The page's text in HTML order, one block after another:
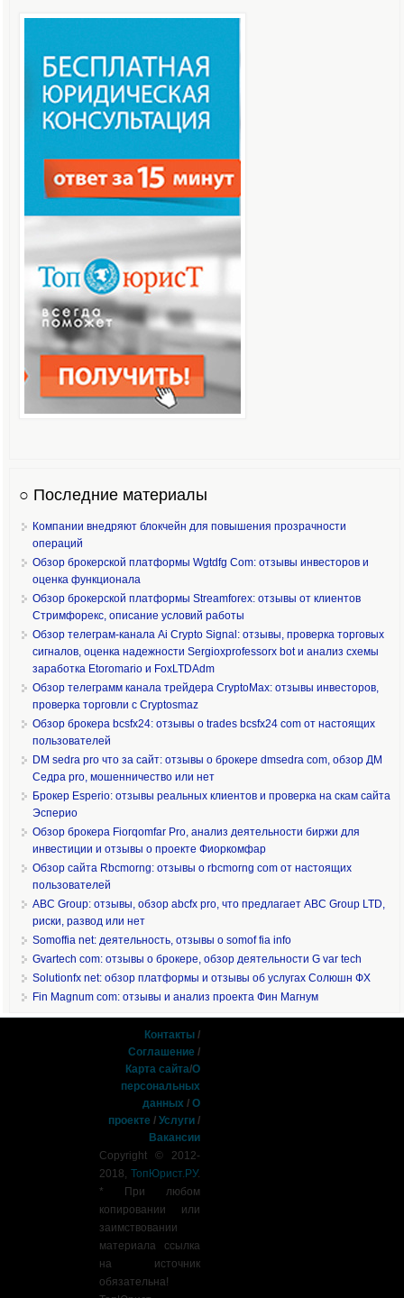
○ Последние материалы
Компании внедряют блокчейн для повышения прозрачности
операций
Обзор брокерской платформы Wgtdfg Com: отзывы инвесторов и
оценка функционала
Обзор брокерской платформы Streamforex: отзывы от клиентов
Стримфорекс, описание условий работы
Обзор телеграм-канала Ai Crypto Signal: отзывы, проверка торговых
сигналов, оценка надежности Sergioxprofessorx bot и анализ схемы
заработка Etoromario и FoxLTDAdm
Обзор телеграмм канала трейдера CryptoMax: отзывы инвесторов,
проверка торговли с Cryptosmaz
Обзор брокера bcsfx24: отзывы о trades bcsfx24 com от настоящих
пользователей
DM sedra pro что за сайт: отзывы о брокере dmsedra com, обзор ДМ
Седра pro, мошенничество или нет
Брокер Esperio: отзывы реальных клиентов и проверка на скам сайта
Эсперио
Обзор брокера Fiorqomfar Pro, анализ деятельности биржи для
инвестиции и отзывы о проекте Фиоркомфар
Обзор сайта Rbcmorng: отзывы о rbcmorng com от настоящих
пользователей
ABC Group: отзывы, обзор abcfx pro, что предлагает ABC Group LTD,
риски, развод или нет
Somoffia net: деятельность, отзывы о somof fia info
Gvartech com: отзывы о брокере, обзор деятельности G var tech
Solutionfx net: обзор платформы и отзывы об услугах Солюшн ФХ
Fin Magnum com: отзывы и анализ проекта Фин Магнум
Контакты /
Соглашение /
Карта сайта/О
персональных
данных /О
проекте /Услуги /
Вакансии
Copyright © 2012-
2018,ТопЮрист.РУ.
* При любом
копировании или
заимствовании
материала ссылка
на источник
обязательна!